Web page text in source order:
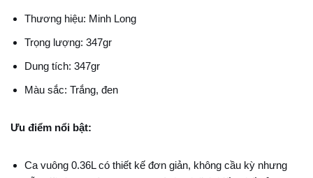
Thương hiệu: Minh Long
Trọng lượng: 347gr
Dung tích: 347gr
Màu sắc: Trắng, đen
Ưu điểm nổi bật:
Ca vuông 0.36L có thiết kế đơn giản, không cầu kỳ nhưng